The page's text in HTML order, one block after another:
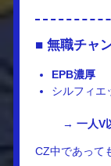
■ 無職チャ
EPB濃厚
シルフィエ
→ 一人V
CZ中であって